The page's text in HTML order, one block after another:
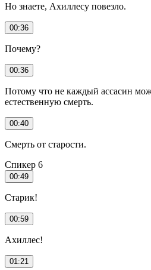
Но знаете, Ахиллесу повезло.
00:36
Почему?
00:36
Потому что не каждый ассасин
естественную смерть.
00:40
Смерть от старости.
Спикер 6
00:49
Старик!
00:59
Ахиллес!
01:21